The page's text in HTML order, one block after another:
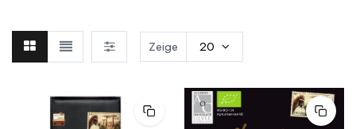
Zeige 20